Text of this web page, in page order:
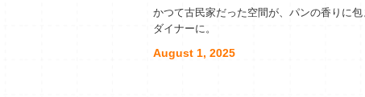
かつて古民家だった空間が、パンの香りに包
ダイナーに。
August 1, 2025